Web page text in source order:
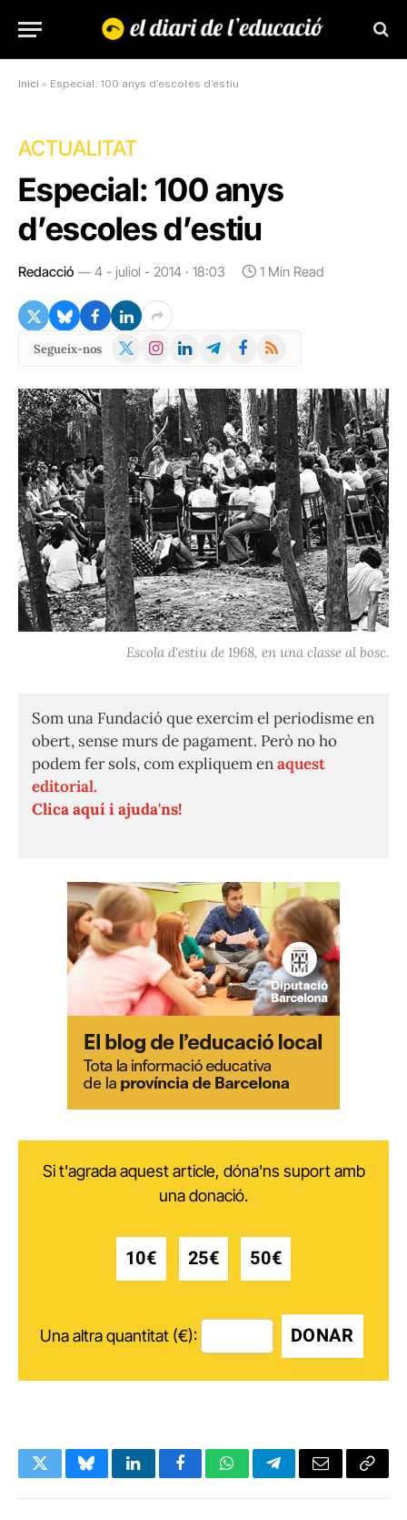
Inici » Especial: 100 anys d’escoles d’estiu
ACTUALITAT
Especial: 100 anys
d’escoles d’estiu
Redacció 4 - juliol - 2014 · 18:03 1 Min Read
Segueix-nos
X
Instagram
LinkedInTelegramFacebook
RSS
Escola d'estiu de 1968, en una classe al bosc.
Som una Fundació que exercim el periodisme en
obert, sense murs de pagament. Però no ho
podem fer sols, com expliquem enaquest
editorial.
Clica aquí i ajuda'ns!
Si t'agrada aquest article, dóna'ns suport amb
una donació.
10€ 25€ 50€
Una altra quantitat (€): DONAR
TwitterBlueskyLinkedInFacebookWhatsAppTelegramEmail Copy